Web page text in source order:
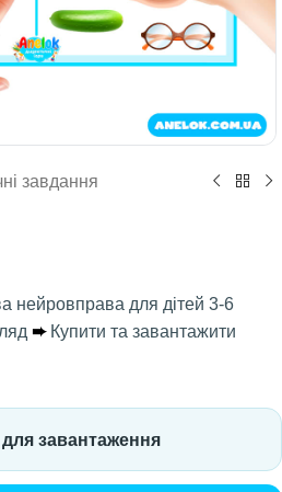
завдання
нейровправа для дітей 3-6
➨ Купити та завантажити
завантаження